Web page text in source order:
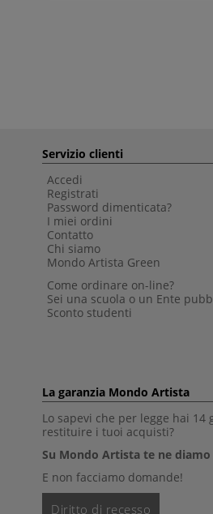
Servizio clienti
Accedi
Registrati
Password dimenticata?
I miei ordini
Contatto
Chi siamo
Mondo Artista Green
Come ordinare on-line?
Sei una scuola o un Ente
Sconto studenti
La garanzia Mondo Artista
Lo sapevi che per legge hai 14
restituire i tuoi acquisti?
Su Mondo Artista te ne diamo
E non facciamo domande!
Diritto di recesso